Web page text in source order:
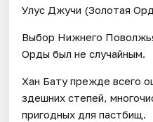
Улус Джучи (Золотая
Выбор Нижнего
Орды был не случайным.
Хан Бату прежде всего
здешних степей,
пригодных для пастбищ.